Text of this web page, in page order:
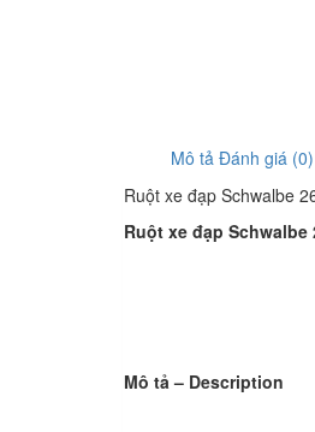
Mô tả Đánh giá (0)
Ruột xe đạp Schwalbe
Ruột xe đạp Schwalbe
Mô tả – Description